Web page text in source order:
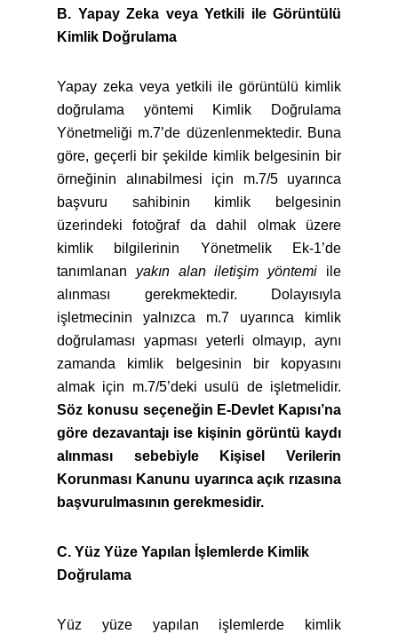
B. Yapay Zeka veya Yetkili ile Görüntülü
Kimlik Doğrulama
Yapay zeka veya yetkili ile görüntülü kimlik
doğrulama yöntemi Kimlik Doğrulama
Yönetmeliği m.7’de düzenlenmektedir. Buna
göre, geçerli bir şekilde kimlik belgesinin bir
örneğinin alınabilmesi için m.7/5 uyarınca
başvuru sahibinin kimlik belgesinin
üzerindeki fotoğraf da dahil olmak üzere
kimlik bilgilerinin Yönetmelik Ek-1’de
tanımlanan yakın alan iletişim yöntemi ile
alınması gerekmektedir. Dolayısıyla
işletmecinin yalnızca m.7 uyarınca kimlik
doğrulaması yapması yeterli olmayıp, aynı
zamanda kimlik belgesinin bir kopyasını
almak için m.7/5’deki usulü de işletmelidir.
Söz konusu seçeneğin E-Devlet Kapısı’na
göre dezavantajı ise kişinin görüntü kaydı
alınması sebebiyle Kişisel Verilerin
Korunması Kanunu uyarınca açık rızasına
başvurulmasının gerekmesidir.
C. Yüz Yüze Yapılan İşlemlerde Kimlik
Doğrulama
Yüz yüze yapılan işlemlerde kimlik